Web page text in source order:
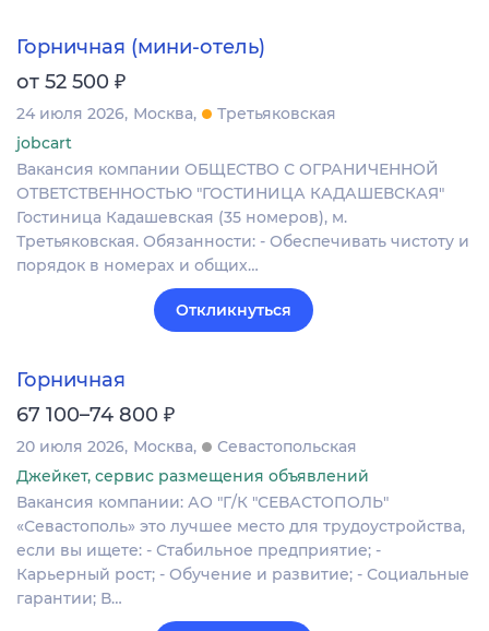
Горничная (мини-отель)
от 52 500 ₽
24 июля 2026 Москва
Третьяковская
jobcart
Вакансия компании ОБЩЕСТВО С ОГРАНИЧЕННОЙ
ОТВЕТСТВЕННОСТЬЮ "ГОСТИНИЦА КАДАШЕВСКАЯ"
Гостиница Кадашевская (35 номеров), м.
Третьяковская. Обязанности: - Обеспечивать чистоту и
порядок в номерах и общих…
Откликнуться
Горничная
67 100–74 800 ₽
20 июля 2026 Москва
Севастопольская
Джейкет, сервис размещения объявлений
Вакансия компании: АО "Г/К "СЕВАСТОПОЛЬ"
«Севастополь» это лучшее место для трудоустройства,
если вы ищете: - Стабильное предприятие; -
Карьерный рост; - Обучение и развитие; - Социальные
гарантии; В…